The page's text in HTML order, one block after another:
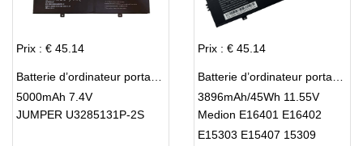
Prix : € 45.14
5000mAh 7.4V
JUMPER U3285131P-2S
Prix : € 45.14
3896mAh/45Wh 11.55V
Medion E16401 E16402
E15303 E15407 15309